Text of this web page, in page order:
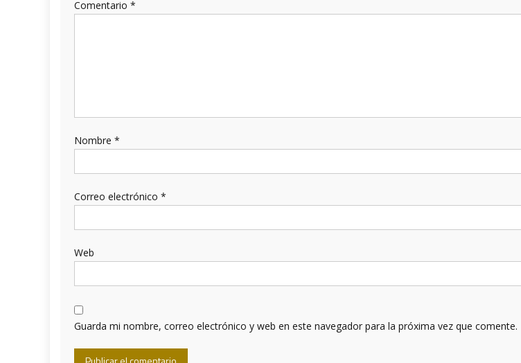
Comentario *
Nombre *
Correo electrónico *
Web
Guarda mi nombre, correo electrónico y web en este navegador para la próxima vez que comente.